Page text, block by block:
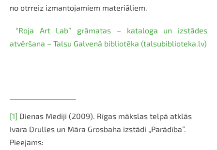
no otrreiz izmantojamiem materiāliem.
“Roja Art Lab” grāmatas – kataloga un izstādes
atvēršana – Talsu Galvenā bibliotēka (talsubiblioteka.lv)
[1] Dienas Mediji (2009). Rīgas mākslas telpā atklās
Ivara Drulles un Māra Grosbaha izstādi „Parādība”.
Pieejams: